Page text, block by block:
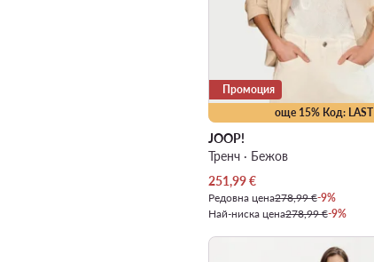
още 15% Код: LAST
Промоция
JOOP!
Тренч · Бежов
Актуална цена
251,99€
Редовна цена278,99 €-9%
Най-ниска цена278,99 €-9%